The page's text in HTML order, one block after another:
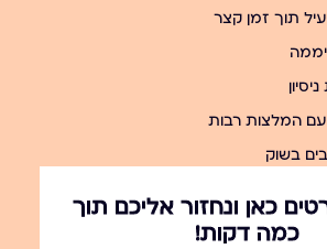
תוך זמן קצר
עם המלצות רבות
בשוק
כאן ונחזור אליכם תוך
כמה דקות!